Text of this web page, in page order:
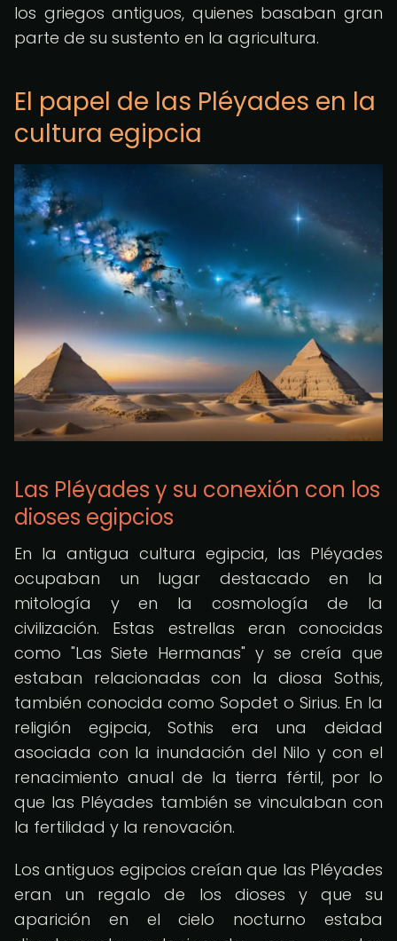
los griegos antiguos, quienes basaban gran
parte de su sustento en la agricultura.
El papel de las Pléyades en la
cultura egipcia
Las Pléyades y su conexión con los
dioses egipcios
En la antigua cultura egipcia, las Pléyades
ocupaban un lugar destacado en la
mitología y en la cosmología de la
civilización. Estas estrellas eran conocidas
como "Las Siete Hermanas" y se creía que
estaban relacionadas con la diosa Sothis,
también conocida como Sopdet o Sirius. En la
religión egipcia, Sothis era una deidad
asociada con la inundación del Nilo y con el
renacimiento anual de la tierra fértil, por lo
que las Pléyades también se vinculaban con
la fertilidad y la renovación.
Los antiguos egipcios creían que las Pléyades
eran un regalo de los dioses y que su
aparición en el cielo nocturno estaba